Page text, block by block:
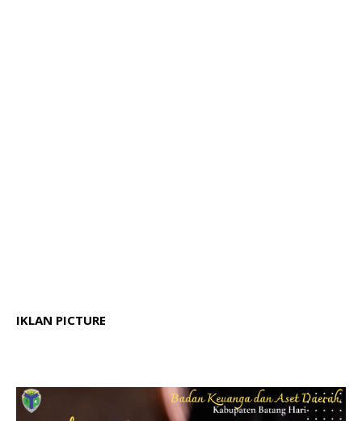
IKLAN PICTURE